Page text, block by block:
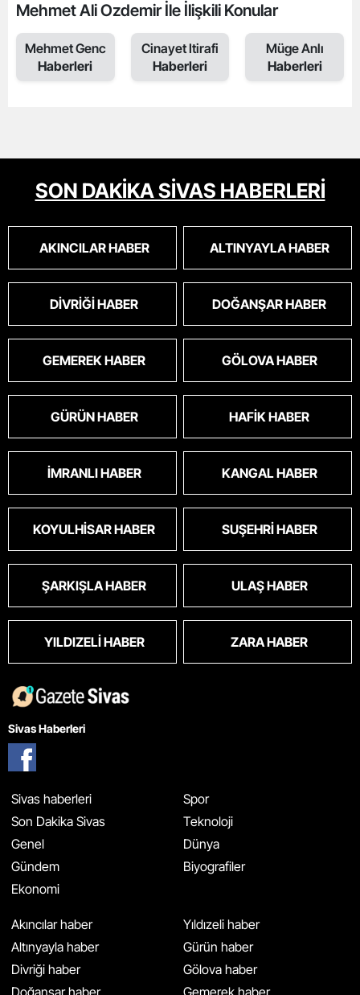
Mehmet Ali Ozdemir İle İlişkili Konular
Mehmet Genc
Haberleri
Cinayet Itirafi
Haberleri
Müge Anlı
Haberleri
SON DAKİKA SİVAS HABERLERİ
AKINCILAR HABER ALTINYAYLA HABER
DIVRIĞI HABER DOĞANŞAR HABER
GEMEREK HABER GÖLOVA HABER
GÜRÜN HABER HAFIK HABER
İMRANLI HABER KANGAL HABER
KOYULHISAR HABER SUŞEHRI HABER
ŞARKIŞLA HABER ULAŞ HABER
YILDIZELI HABER ZARA HABER
Sivas Haberleri
Sivas haberleri
Son Dakika Sivas
Genel
Gündem
Ekonomi
Spor
Teknoloji
Dünya
Biyografiler
Akıncılar haber
Altınyayla haber
Divriği haber
Doğanşar haber
Yıldızeli haber
Gürün haber
Gölova haber
Gemerek haber